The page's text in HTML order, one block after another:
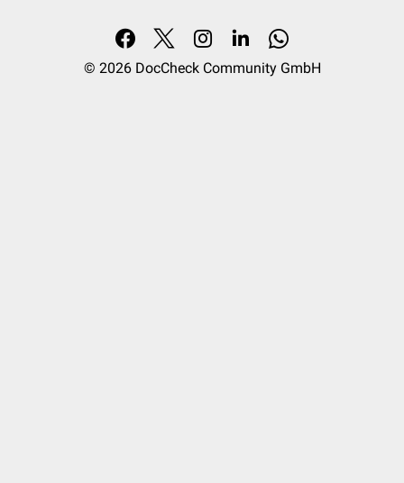
© 2026 DocCheck Community GmbH